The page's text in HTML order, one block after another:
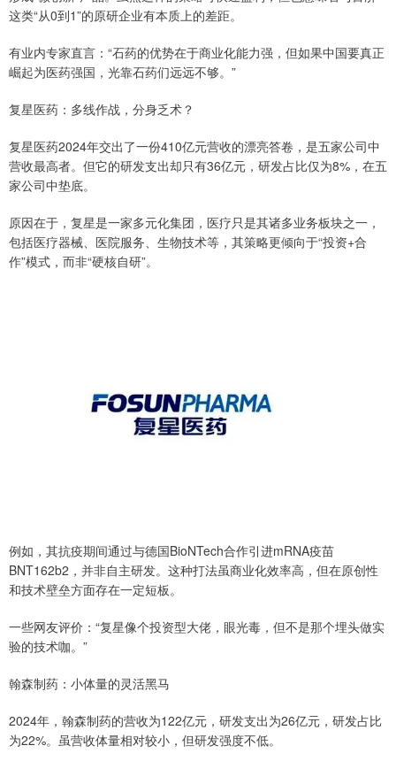
这类“从0到1”的原研企业有本质上的差距。
有业内专家直言：“石药的优势在于商业化能力强，但如果中国要真正
崛起为医药强国，光靠石药们远远不够。”
复星医药：多线作战，分身乏术？
复星医药2024年交出了一份410亿元营收的漂亮答卷，是五家公司中
营收最高者。但它的研发支出却只有36亿元，研发占比仅为8%，在五
家公司中垫底。
原因在于，复星是一家多元化集团，医疗只是其诸多业务板块之一，
包括医疗器械、医院服务、生物技术等，其策略更倾向于“投资+合
作”模式，而非“硬核自研”。
例如，其抗疫期间通过与德国BioNTech合作引进mRNA疫苗
BNT162b2，并非自主研发。这种打法虽商业化效率高，但在原创性
和技术壁垒方面存在一定短板。
一些网友评价：“复星像个投资型大佬，眼光毒，但不是那个埋头做实
验的技术咖。”
翰森制药：小体量的灵活黑马
2024年，翰森制药的营收为122亿元，研发支出为26亿元，研发占比
为22%。虽营收体量相对较小，但研发强度不低。